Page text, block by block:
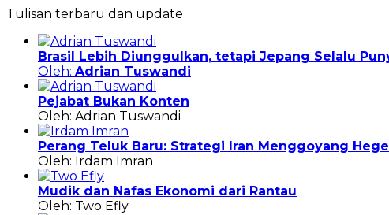
Tulisan terbaru dan update
Brasil Lebih Diunggulkan, tetapi Jepang Selalu
Oleh: Adrian Tuswandi
Pejabat Bukan Konten
Oleh: Adrian Tuswandi
Perang Teluk Baru: Strategi Iran Menggoyang
Oleh: Irdam Imran
Mudik dan Nafas Ekonomi dari Rantau
Oleh: Two Efly